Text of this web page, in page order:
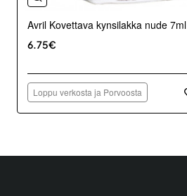
Avril Kovettava kynsilakka nude 7ml
6.75€
Loppu verkosta ja Porvoosta